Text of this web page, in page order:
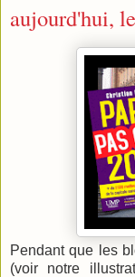
aujourd'hui,
Pendant que les
(voir notre